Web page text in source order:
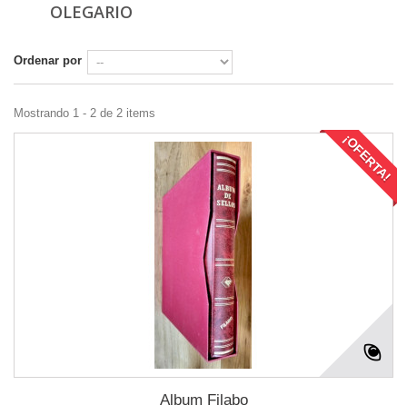
OLEGARIO
Ordenar por
Mostrando 1 - 2 de 2 items
¡OFERTA!
Album Filabo